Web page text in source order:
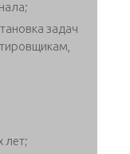
задач
лет;